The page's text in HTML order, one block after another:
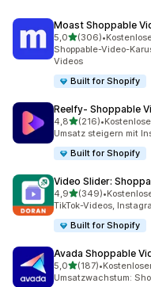
Moast Shoppable
5,0von 5 Sternen
(306)
306 Rezensionen
•
Shoppable-Video-
Videos
Built for Shopify
Reelfy‑ Shoppable
4,8von 5 Sternen
(216)
216 Rezensionen
•
Umsatz steigern mit
Built for Shopify
Video Slider:
4,9von 5 Sternen
(349)
349 Rezensionen
•
TikTok-Videos,
Built for Shopify
Avada Shoppable
5,0von 5 Sternen
(187)
187 Rezensionen
•
Umsatzwachstum: